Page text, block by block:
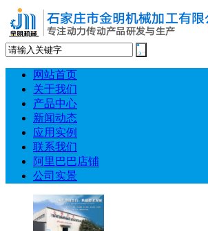
网站首页
关于我们
产品中心
新闻动态
应用实例
联系我们
阿里巴巴店铺
公司实景